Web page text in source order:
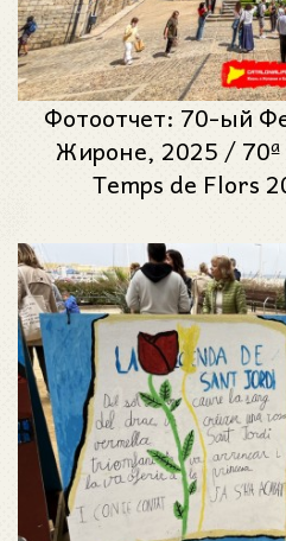
Фотоотчет: 70-ый
Жироне, 2025 /
Temps de Flors